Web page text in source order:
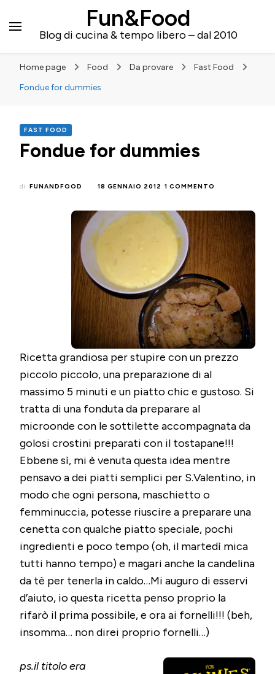
Fun&Food
Blog di cucina & tempo libero – dal 2010
Home page Food Da provare
Fast Food
Fondue for dummies
FAST FOOD
Fondue for dummies
di FUNANDFOOD 18 GENNAIO 2012 1 COMMENTO
DUMMIES
Ricetta grandiosa per stupire con un prezzo
piccolo piccolo, una preparazione di al
massimo 5 minuti e un piatto chic e gustoso. Si
tratta di una fonduta da preparare al
microonde con le sottilette accompagnata da
golosi crostini preparati con il tostapane!!!
Ebbene sì, mi è venuta questa idea mentre
pensavo a dei piatti semplici per S.Valentino, in
modo che ogni persona, maschietto o
femminuccia, potesse riuscire a preparare una
cenetta con qualche piatto speciale, pochi
ingredienti e poco tempo (oh, il martedì mica
tutti hanno tempo) e magari anche la candelina
da tè per tenerla in caldo…Mi auguro di esservi
d’aiuto, io questa ricetta penso proprio la
rifarò il prima possibile, e ora ai fornelli!!! (beh,
insomma… non direi proprio fornelli…)
ps.il titolo era